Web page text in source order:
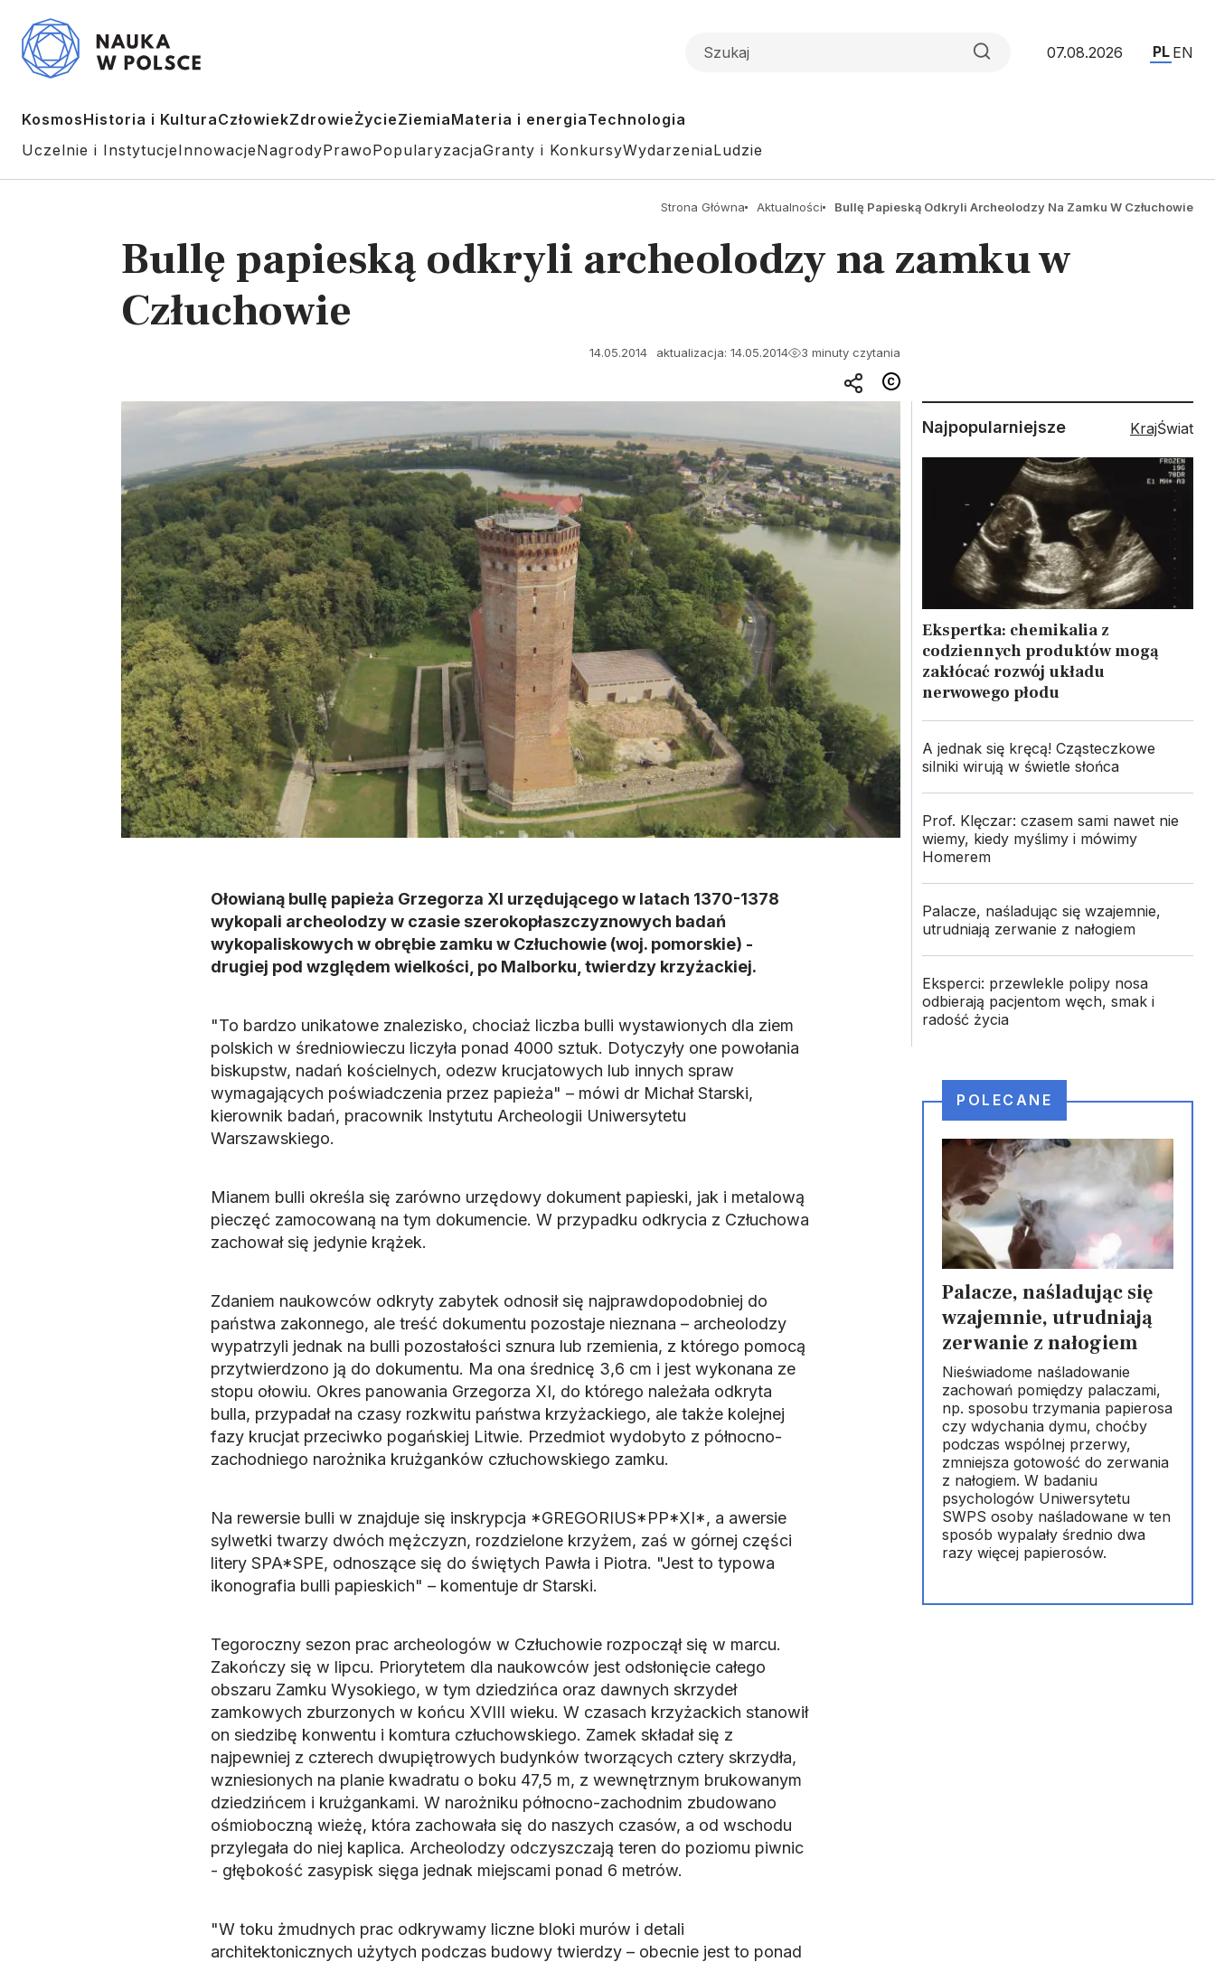
07.08.2026 PL EN
KosmosHistoria i KulturaCzłowiekZdrowieŻycieZiemiaMateria i energiaTechnologia
Uczelnie i InstytucjeInnowacjeNagrodyPrawoPopularyzacjaGranty i KonkursyWydarzeniaLudzie
Strona Główna Aktualności Bullę Papieską Odkryli Archeolodzy Na Zamku W Człuchowie
Bullę papieską odkryli archeolodzy na zamku w
Człuchowie
14.05.2014 aktualizacja: 14.05.2014 3 minuty czytania
Ołowianą bullę papieża Grzegorza XI urzędującego w latach 1370-1378
wykopali archeolodzy w czasie szerokopłaszczyznowych badań
wykopaliskowych w obrębie zamku w Człuchowie (woj. pomorskie) -
drugiej pod względem wielkości, po Malborku, twierdzy krzyżackiej.
"To bardzo unikatowe znalezisko, chociaż liczba bulli wystawionych dla ziem
polskich w średniowieczu liczyła ponad 4000 sztuk. Dotyczyły one powołania
biskupstw, nadań kościelnych, odezw krucjatowych lub innych spraw
wymagających poświadczenia przez papieża" – mówi dr Michał Starski,
kierownik badań, pracownik Instytutu Archeologii Uniwersytetu
Warszawskiego.
Mianem bulli określa się zarówno urzędowy dokument papieski, jak i metalową
pieczęć zamocowaną na tym dokumencie. W przypadku odkrycia z Człuchowa
zachował się jedynie krążek.
Zdaniem naukowców odkryty zabytek odnosił się najprawdopodobniej do
państwa zakonnego, ale treść dokumentu pozostaje nieznana – archeolodzy
wypatrzyli jednak na bulli pozostałości sznura lub rzemienia, z którego pomocą
przytwierdzono ją do dokumentu. Ma ona średnicę 3,6 cm i jest wykonana ze
stopu ołowiu. Okres panowania Grzegorza XI, do którego należała odkryta
bulla, przypadał na czasy rozkwitu państwa krzyżackiego, ale także kolejnej
fazy krucjat przeciwko pogańskiej Litwie. Przedmiot wydobyto z północno-
zachodniego narożnika krużganków człuchowskiego zamku.
Na rewersie bulli w znajduje się inskrypcja *GREGORIUS*PP*XI*, a awersie
sylwetki twarzy dwóch mężczyzn, rozdzielone krzyżem, zaś w górnej części
litery SPA*SPE, odnoszące się do świętych Pawła i Piotra. "Jest to typowa
ikonografia bulli papieskich" – komentuje dr Starski.
Tegoroczny sezon prac archeologów w Człuchowie rozpoczął się w marcu.
Zakończy się w lipcu. Priorytetem dla naukowców jest odsłonięcie całego
obszaru Zamku Wysokiego, w tym dziedzińca oraz dawnych skrzydeł
zamkowych zburzonych w końcu XVIII wieku. W czasach krzyżackich stanowił
on siedzibę konwentu i komtura człuchowskiego. Zamek składał się z
najpewniej z czterech dwupiętrowych budynków tworzących cztery skrzydła,
wzniesionych na planie kwadratu o boku 47,5 m, z wewnętrznym brukowanym
dziedzińcem i krużgankami. W narożniku północno-zachodnim zbudowano
ośmioboczną wieżę, która zachowała się do naszych czasów, a od wschodu
przylegała do niej kaplica. Archeolodzy odczyszczają teren do poziomu piwnic
- głębokość zasypisk sięga jednak miejscami ponad 6 metrów.
"W toku żmudnych prac odkrywamy liczne bloki murów i detali
architektonicznych użytych podczas budowy twierdzy – obecnie jest to ponad
Najpopularniejsze KrajŚwiat
Ekspertka: chemikalia z
codziennych produktów mogą
zakłócać rozwój układu
nerwowego płodu
A jednak się kręcą! Cząsteczkowe
silniki wirują w świetle słońca
Prof. Klęczar: czasem sami nawet nie
wiemy, kiedy myślimy i mówimy
Homerem
Palacze, naśladując się wzajemnie,
utrudniają zerwanie z nałogiem
Eksperci: przewlekle polipy nosa
odbierają pacjentom węch, smak i
radość życia
POLECANE
Palacze, naśladując się
wzajemnie, utrudniają
zerwanie z nałogiem
Nieświadome naśladowanie
zachowań pomiędzy palaczami,
np. sposobu trzymania papierosa
czy wdychania dymu, choćby
podczas wspólnej przerwy,
zmniejsza gotowość do zerwania
z nałogiem. W badaniu
psychologów Uniwersytetu
SWPS osoby naśladowane w ten
sposób wypalały średnio dwa
razy więcej papierosów.